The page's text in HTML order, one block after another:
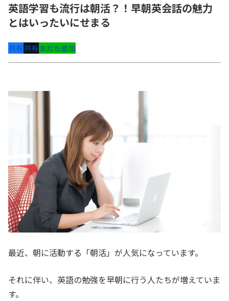
英語学習も流行は朝活？！早朝英会話の魅力
とはいったいにせまる
共有共有友だち追加
最近、朝に活動する「朝活」が人気になっています。
それに伴い、英語の勉強を早朝に行う人たちが増えていま
す。